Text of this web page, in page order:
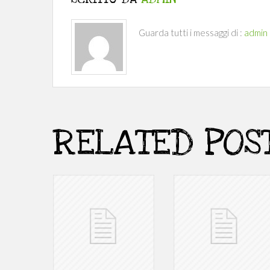
Guarda tutti i messaggi di : admin
RELATED